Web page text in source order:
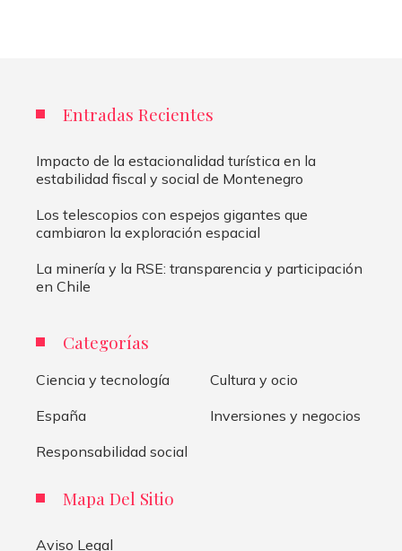
Entradas Recientes
Impacto de la estacionalidad turística en la
estabilidad fiscal y social de Montenegro
Los telescopios con espejos gigantes que
cambiaron la exploración espacial
La minería y la RSE: transparencia y participación
en Chile
Categorías
Ciencia y tecnología
Cultura y ocio
España
Inversiones y negocios
Responsabilidad social
Mapa Del Sitio
Aviso Legal